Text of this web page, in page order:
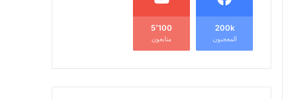
200k
المعجبون
5٬100
متابعون